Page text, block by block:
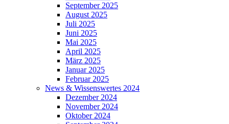
September 2025
August 2025
Juli 2025
Juni 2025
Mai 2025
April 2025
März 2025
Januar 2025
Februar 2025
News & Wissenswertes 2024
Dezember 2024
November 2024
Oktober 2024